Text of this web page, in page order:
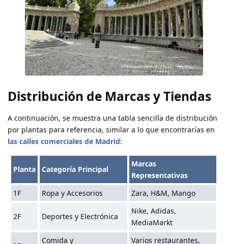
Distribución de Marcas y Tiendas
A continuación, se muestra una tabla sencilla de distribución
por plantas para referencia, similar a lo que encontrarías en
las calles comerciales de Madrid:
Planta Categoría Principal
Marcas
Representativas
1F
Ropa y Accesorios Zara, H&M, Mango
2F Deportes y Electrónica
Nike, Adidas,
MediaMarkt
Comida y
Varios restaurantes,